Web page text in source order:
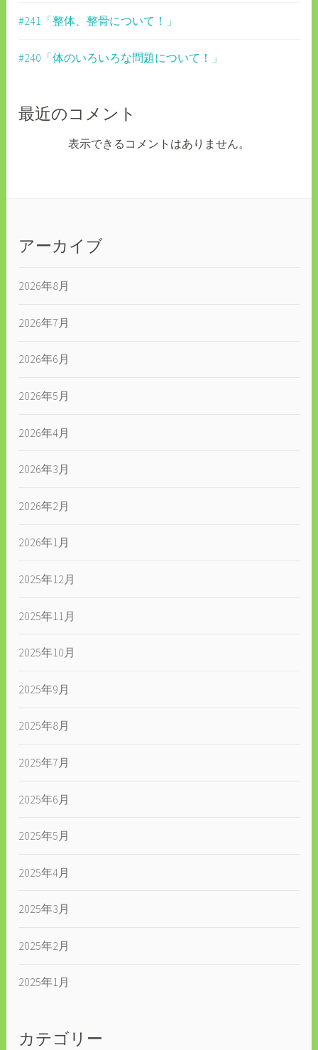
#241「整体、整骨について！」
#240「体のいろいろな問題について！」
最近のコメント
表示できるコメントはありません。
アーカイブ
2026年8月
2026年7月
2026年6月
2026年5月
2026年4月
2026年3月
2026年2月
2026年1月
2025年12月
2025年11月
2025年10月
2025年9月
2025年8月
2025年7月
2025年6月
2025年5月
2025年4月
2025年3月
2025年2月
2025年1月
カテゴリー